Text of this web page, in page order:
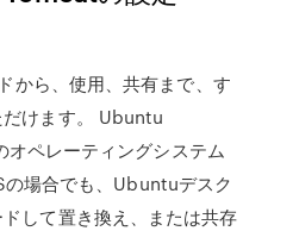
から、使用、共有まで、す
けます。 Ubuntu
ペレーティングシステム
場合でも、Ubuntuデスク
して置き換え、または共存